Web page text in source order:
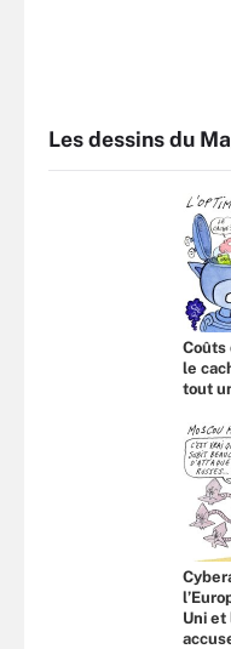
Les dessins du
Coûts
le
tout
Uni et